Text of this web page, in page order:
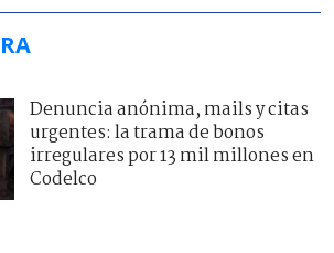
Denuncia anónima, mails y citas
urgentes: la trama de bonos
irregulares por 13 mil millones en
Codelco